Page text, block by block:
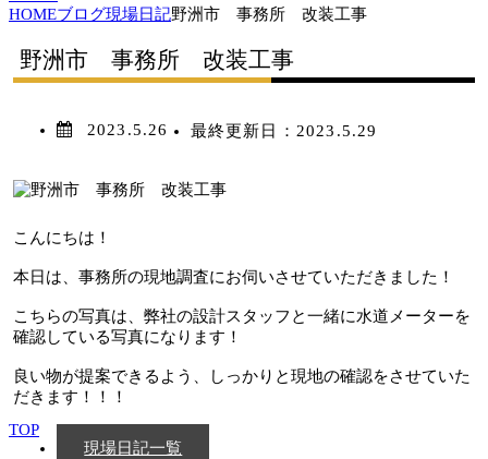
TOP
HOMEブログ現場日記野洲市 事務所 改装工事
野洲市 事務所 改装工事
2023.5.26 最終更新日： 2023.5.29
こんにちは！
本日は、事務所の現地調査にお伺いさせていただきました！
こちらの写真は、弊社の設計スタッフと一緒に水道メーターを
確認している写真になります！
良い物が提案できるよう、しっかりと現地の確認をさせていた
だきます！！！
現場日記一覧